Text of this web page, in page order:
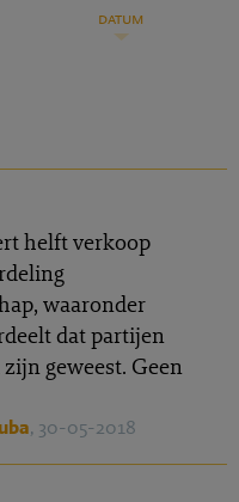
datum
helft verkoop
waaronder
dat partijen
geweest. Geen
, 30-05-2018